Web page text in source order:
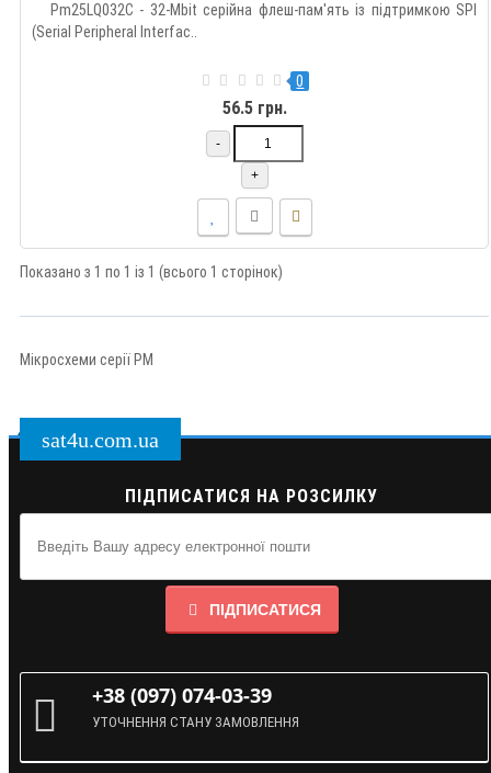
Pm25LQ032C - 32-Mbit серійна флеш-пам'ять із підтримкою SPI
(Serial Peripheral Interfac..
0
56.5 грн.
-
+
Показано з 1 по 1 із 1 (всього 1 сторінок)
Мікросхеми серії PM
sat4u.com.ua
ПІДПИСАТИСЯ НА РОЗСИЛКУ
ПІДПИСАТИСЯ
+38 (097) 074-03-39
УТОЧНЕННЯ СТАНУ ЗАМОВЛЕННЯ